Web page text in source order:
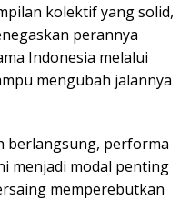
kolektif yang solid,
perannya
Indonesia melalui
mengubah jalannya
berlangsung, performa
menjadi modal penting
memperebutkan